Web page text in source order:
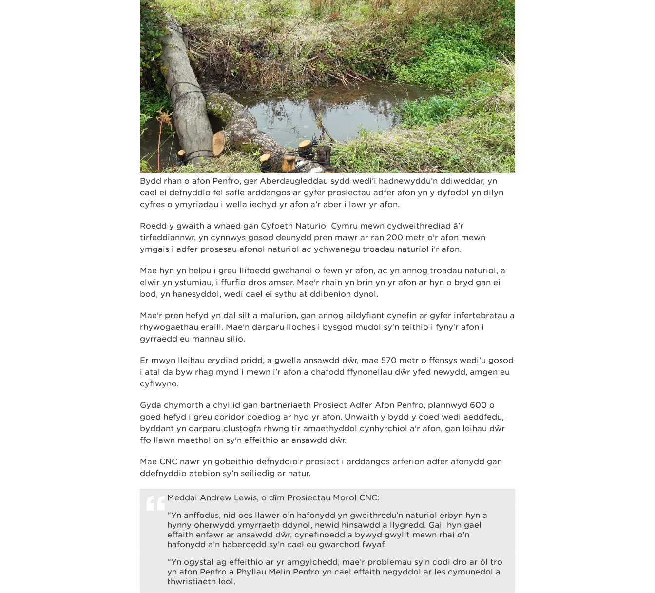
Bydd rhan o afon Penfro, ger Aberdaugleddau sydd wedi’i hadnewyddu’n ddiweddar, yn
cael ei defnyddio fel safle arddangos ar gyfer prosiectau adfer afon yn y dyfodol yn dilyn
cyfres o ymyriadau i wella iechyd yr afon a’r aber i lawr yr afon.
Roedd y gwaith a wnaed gan Cyfoeth Naturiol Cymru mewn cydweithrediad â'r
tirfeddiannwr, yn cynnwys gosod deunydd pren mawr ar ran 200 metr o'r afon mewn
ymgais i adfer prosesau afonol naturiol ac ychwanegu troadau naturiol i’r afon.
Mae hyn yn helpu i greu llifoedd gwahanol o fewn yr afon, ac yn annog troadau naturiol, a
elwir yn ystumiau, i ffurfio dros amser. Mae'r rhain yn brin yn yr afon ar hyn o bryd gan ei
bod, yn hanesyddol, wedi cael ei sythu at ddibenion dynol.
Mae'r pren hefyd yn dal silt a malurion, gan annog aildyfiant cynefin ar gyfer infertebratau a
rhywogaethau eraill. Mae'n darparu lloches i bysgod mudol sy'n teithio i fyny'r afon i
gyrraedd eu mannau silio.
Er mwyn lleihau erydiad pridd, a gwella ansawdd dŵr, mae 570 metr o ffensys wedi'u gosod
i atal da byw rhag mynd i mewn i'r afon a chafodd ffynonellau dŵr yfed newydd, amgen eu
cyflwyno.
Gyda chymorth a chyllid gan bartneriaeth Prosiect Adfer Afon Penfro, plannwyd 600 o
goed hefyd i greu coridor coediog ar hyd yr afon. Unwaith y bydd y coed wedi aeddfedu,
byddant yn darparu clustogfa rhwng tir amaethyddol cynhyrchiol a'r afon, gan leihau dŵr
ffo llawn maetholion sy'n effeithio ar ansawdd dŵr.
Mae CNC nawr yn gobeithio defnyddio’r prosiect i arddangos arferion adfer afonydd gan
ddefnyddio atebion sy’n seiliedig ar natur.
Meddai Andrew Lewis, o dîm Prosiectau Morol CNC:
“Yn anffodus, nid oes llawer o’n hafonydd yn gweithredu’n naturiol erbyn hyn a
hynny oherwydd ymyrraeth ddynol, newid hinsawdd a llygredd. Gall hyn gael
effaith enfawr ar ansawdd dŵr, cynefinoedd a bywyd gwyllt mewn rhai o’n
hafonydd a’n haberoedd sy’n cael eu gwarchod fwyaf.
“Yn ogystal ag effeithio ar yr amgylchedd, mae’r problemau sy’n codi dro ar ôl tro
yn afon Penfro a Phyllau Melin Penfro yn cael effaith negyddol ar les cymunedol a
thwristiaeth leol.